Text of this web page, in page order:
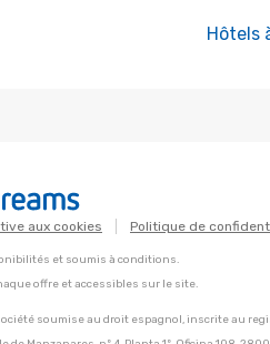
Hôtels
aux cookies Politique de
et soumis à conditions.
offre et accessibles sur le site.
soumise au droit espagnol, inscrite au